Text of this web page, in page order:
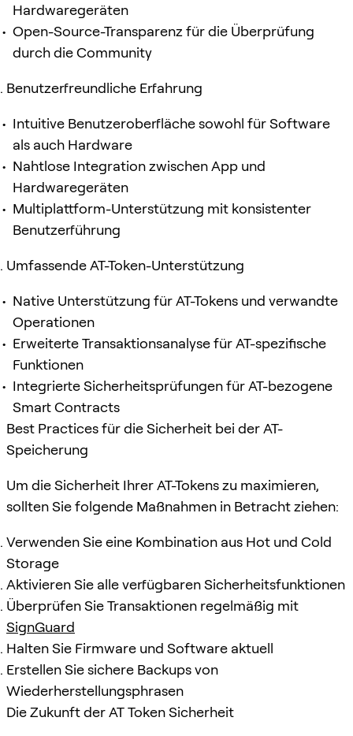
Hardwaregeräten
Open-Source-Transparenz für die Überprüfung
durch die Community
Benutzerfreundliche Erfahrung
Intuitive Benutzeroberfläche sowohl für Software
als auch Hardware
Nahtlose Integration zwischen App und
Hardwaregeräten
Multiplattform-Unterstützung mit konsistenter
Benutzerführung
Umfassende AT-Token-Unterstützung
Native Unterstützung für AT-Tokens und verwandte
Operationen
Erweiterte Transaktionsanalyse für AT-spezifische
Funktionen
Integrierte Sicherheitsprüfungen für AT-bezogene
Smart Contracts
Best Practices für die Sicherheit bei der AT-
Speicherung
Um die Sicherheit Ihrer AT-Tokens zu maximieren,
sollten Sie folgende Maßnahmen in Betracht ziehen:
Verwenden Sie eine Kombination aus Hot und Cold
Storage
Aktivieren Sie alle verfügbaren Sicherheitsfunktionen
Überprüfen Sie Transaktionen regelmäßig mit
SignGuard
Halten Sie Firmware und Software aktuell
Erstellen Sie sichere Backups von
Wiederherstellungsphrasen
Die Zukunft der AT Token Sicherheit